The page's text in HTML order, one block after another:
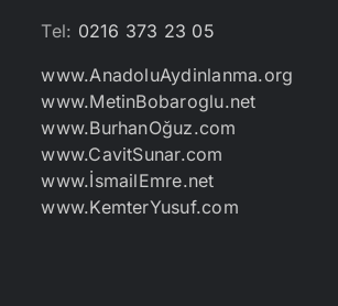
Tel: 0216 373 23 05
www.AnadoluAydinlanma.org
www.MetinBobaroglu.net
www.BurhanOğuz.com
www.CavitSunar.com
www.İsmailEmre.net
www.KemterYusuf.com